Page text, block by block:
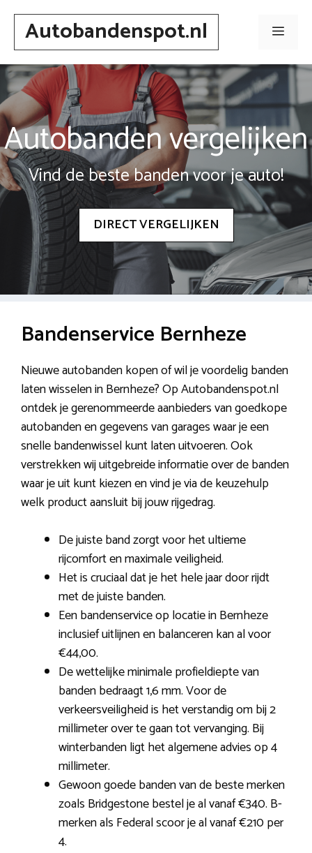
Spring
inhoudAutobandenspot.nl Menu
Autobanden vergelijken
Vind de beste banden voor je auto!
DIRECT VERGELIJKEN
Bandenservice Bernheze
Nieuwe autobanden kopen of wil je voordelig banden
laten wisselen in Bernheze? Op Autobandenspot.nl
ontdek je gerenommeerde aanbieders van goedkope
autobanden en gegevens van garages waar je een
snelle bandenwissel kunt laten uitvoeren. Ook
verstrekken wij uitgebreide informatie over de banden
waar je uit kunt kiezen en vind je via de keuzehulp
welk product aansluit bij jouw rijgedrag.
De juiste band zorgt voor het ultieme
rijcomfort en maximale veiligheid.
Het is cruciaal dat je het hele jaar door rijdt
met de juiste banden.
Een bandenservice op locatie in Bernheze
inclusief uitlijnen en balanceren kan al voor
€44,00.
De wettelijke minimale profieldiepte van
banden bedraagt 1,6 mm. Voor de
verkeersveiligheid is het verstandig om bij 2
millimeter over te gaan tot vervanging. Bij
winterbanden ligt het algemene advies op 4
millimeter.
Gewoon goede banden van de beste merken
zoals Bridgestone bestel je al vanaf €340. B-
merken als Federal scoor je al vanaf €210 per
4.